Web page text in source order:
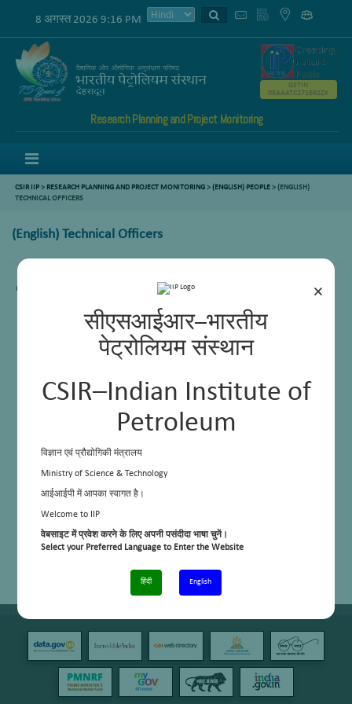
×
सीएसआईआर–भारतीय
पेट्रोलियम संस्थान
CSIR–Indian Institute of
Petroleum
विज्ञान एवं प्रौद्योगिकी मंत्रालय
Ministry of Science & Technology
आईआईपी में आपका स्वागत है।
Welcome to IIP
वेबसाइट में प्रवेश करने के लिए अपनी पसंदीदा भाषा चुनें।
Select your Preferred Language to Enter the Website
हिंदी English
8 अगस्त 2026 9:16 PM
Research Planning and Project Monitoring
GSTIN
05AAATC2716R2ZK
CSIR IIP> RESEARCH PLANNING AND PROJECT MONITORING>(ENGLISH) PEOPLE> (ENGLISH)
TECHNICAL OFFICERS
(English) Technical Officers
Content not available.